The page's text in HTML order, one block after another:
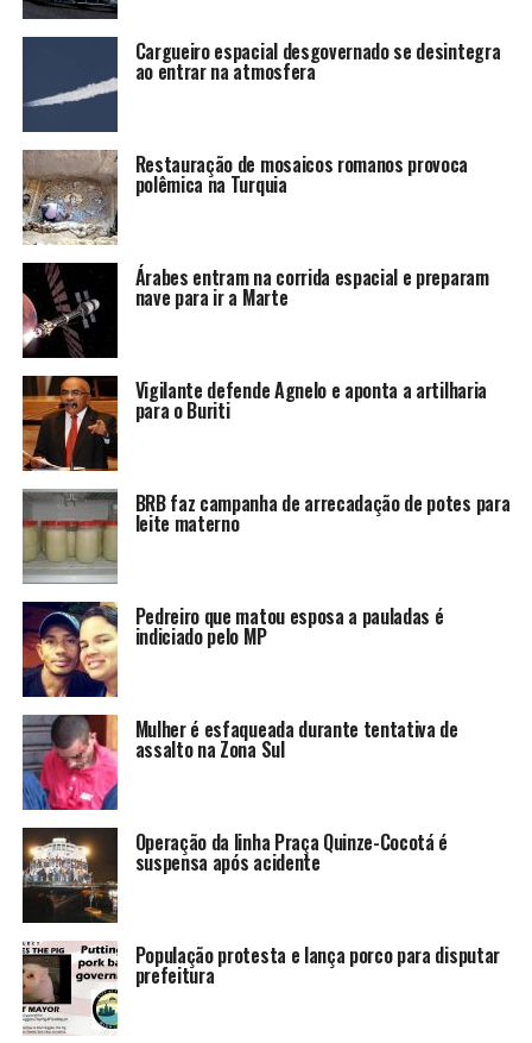
Cargueiro espacial desgovernado se desintegra
ao entrar na atmosfera
Restauração de mosaicos romanos provoca
polêmica na Turquia
Árabes entram na corrida espacial e preparam
nave para ir a Marte
Vigilante defende Agnelo e aponta a artilharia
para o Buriti
BRB faz campanha de arrecadação de potes para
leite materno
Pedreiro que matou esposa a pauladas é
indiciado pelo MP
Mulher é esfaqueada durante tentativa de
assalto na Zona Sul
Operação da linha Praça Quinze-Cocotá é
suspensa após acidente
População protesta e lança porco para disputar
prefeitura